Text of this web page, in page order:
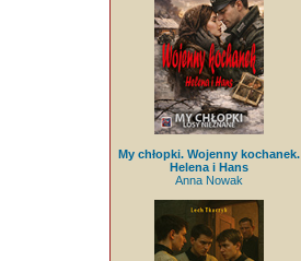
My chłopki. Wojenny kochanek.
Helena i Hans
Anna Nowak